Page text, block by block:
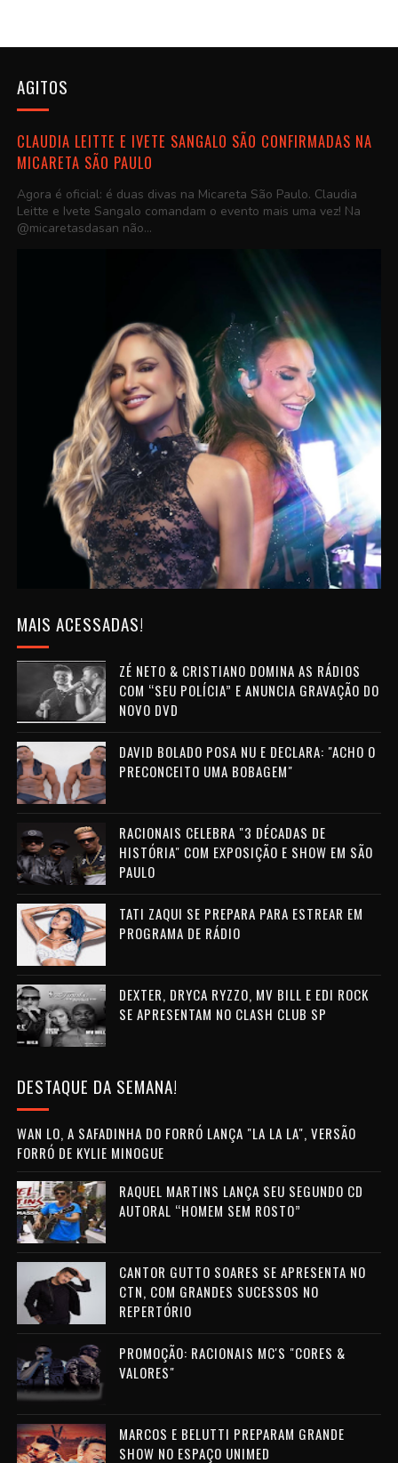
AGITOS
CLAUDIA LEITTE E IVETE SANGALO SÃO CONFIRMADAS NA
MICARETA SÃO PAULO
Agora é oficial: é duas divas na Micareta São Paulo. Claudia
Leitte e Ivete Sangalo comandam o evento mais uma vez! Na
@micaretasdasan não...
MAIS ACESSADAS!
ZÉ NETO & CRISTIANO DOMINA AS RÁDIOS
COM “SEU POLÍCIA” E ANUNCIA GRAVAÇÃO DO
NOVO DVD
DAVID BOLADO POSA NU E DECLARA: "ACHO O
PRECONCEITO UMA BOBAGEM"
RACIONAIS CELEBRA "3 DÉCADAS DE
HISTÓRIA" COM EXPOSIÇÃO E SHOW EM SÃO
PAULO
TATI ZAQUI SE PREPARA PARA ESTREAR EM
PROGRAMA DE RÁDIO
DEXTER, DRYCA RYZZO, MV BILL E EDI ROCK
SE APRESENTAM NO CLASH CLUB SP
DESTAQUE DA SEMANA!
WAN LO, A SAFADINHA DO FORRÓ LANÇA "LA LA LA", VERSÃO
FORRÓ DE KYLIE MINOGUE
RAQUEL MARTINS LANÇA SEU SEGUNDO CD
AUTORAL “HOMEM SEM ROSTO”
CANTOR GUTTO SOARES SE APRESENTA NO
CTN, COM GRANDES SUCESSOS NO
REPERTÓRIO
PROMOÇÃO: RACIONAIS MC'S "CORES &
VALORES"
MARCOS E BELUTTI PREPARAM GRANDE
SHOW NO ESPAÇO UNIMED